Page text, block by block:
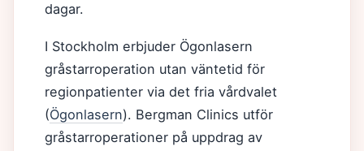
dagar.
I Stockholm erbjuder Ögonlasern
gråstarroperation utan väntetid för
regionpatienter via det fria vårdvalet
(Ögonlasern). Bergman Clinics utför
gråstarroperationer på uppdrag av